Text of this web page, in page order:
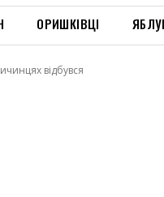
ОРИШКІВЦІ
відбувся